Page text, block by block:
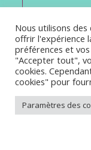
Nous utilisons
offrir l'expérience
préférences et
"Accepter tout",
cookies.
cookies" pour
Paramètres des